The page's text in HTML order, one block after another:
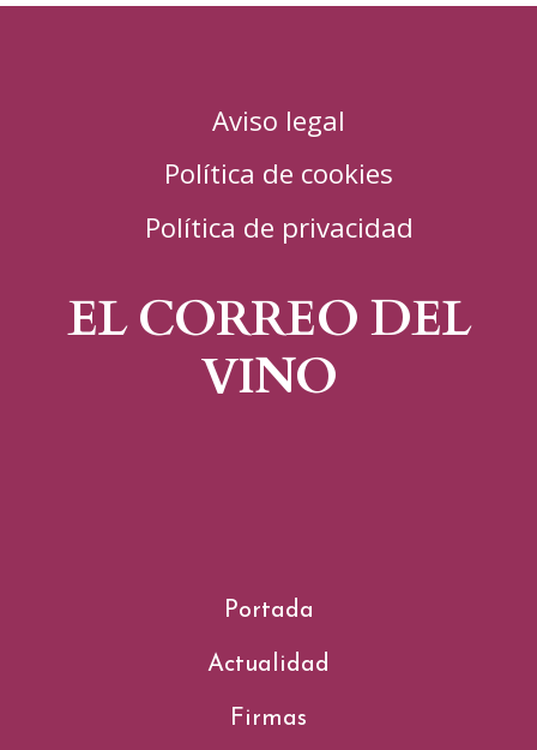
Aviso legal
Política de cookies
Política de privacidad
EL CORREO DEL
VINO
Portada
Actualidad
Firmas